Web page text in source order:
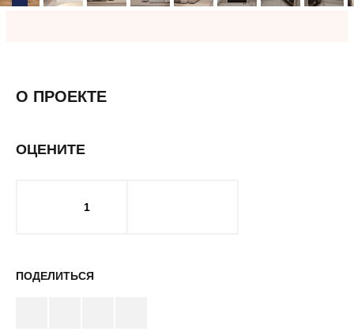
О ПРОЕКТЕ
ОЦЕНИТЕ
1
ПОДЕЛИТЬСЯ